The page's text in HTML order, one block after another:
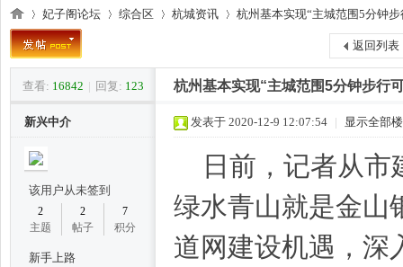
»
妃子阁论坛
›
综合区 杭城资讯
›
杭州基本实现“主城范围5分钟
返回列表
查看: 16842 | 回复: 123 杭州基本实现“主城范围5分钟步行
新兴中介
该用户从未签到
2
主题
2
帖子
7
积分
新手上路
发表于 2020-12-9 12:07:54 | 显示全部
日前，记者从
绿水青山就是金山
道网建设机遇，深